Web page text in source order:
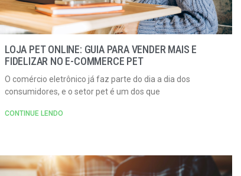
LOJA PET ONLINE: GUIA PARA VENDER MAIS E
FIDELIZAR NO E-COMMERCE PET
O comércio eletrônico já faz parte do dia a dia dos
consumidores, e o setor pet é um dos que
CONTINUE LENDO